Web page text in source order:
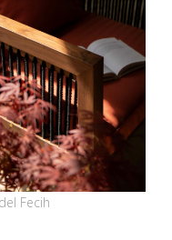
Fecih